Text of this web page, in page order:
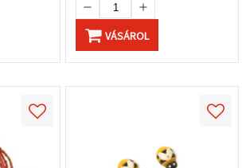
VÁSÁROL